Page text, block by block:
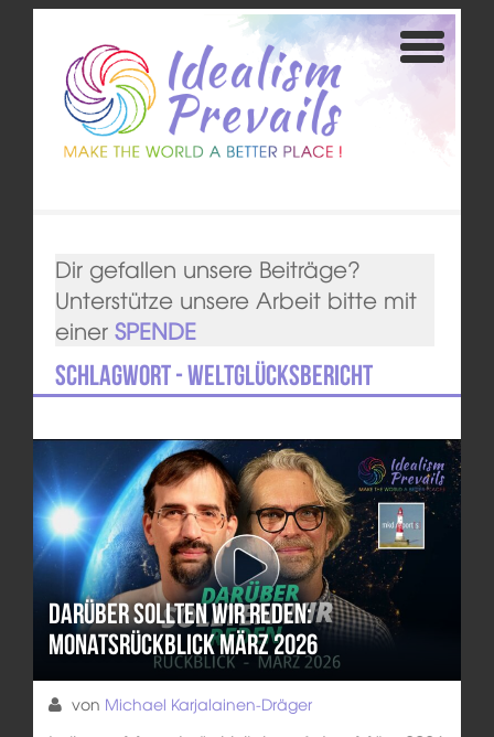
Dir gefallen unsere Beiträge?
Unterstütze unsere Arbeit bitte mit
einer SPENDE
Schlagwort - Weltglücksbericht
Darüber sollten wir reden:
Monatsrückblick März 2026
von Michael Karjalainen-Dräger